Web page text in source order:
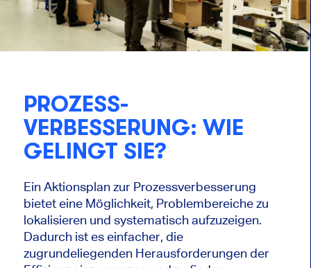
PROZESS-
VERBESSERUNG: WIE
GELINGT SIE?
Ein Aktionsplan zur Prozessverbesserung
bietet eine Möglichkeit, Problembereiche zu
lokalisieren und systematisch aufzuzeigen.
Dadurch ist es einfacher, die
zugrundeliegenden Herausforderungen der